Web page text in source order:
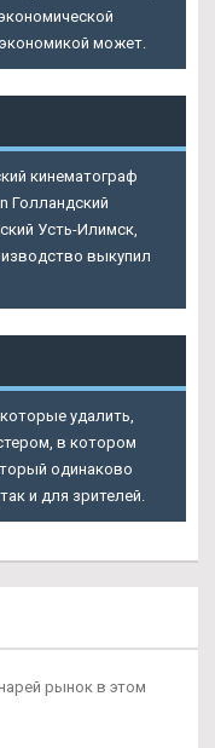
может.
кинематограф
Голландский
Усть-Илимск,
выкупил
удалить,
в котором
одинаково
и для зрителей.
рынок в этом